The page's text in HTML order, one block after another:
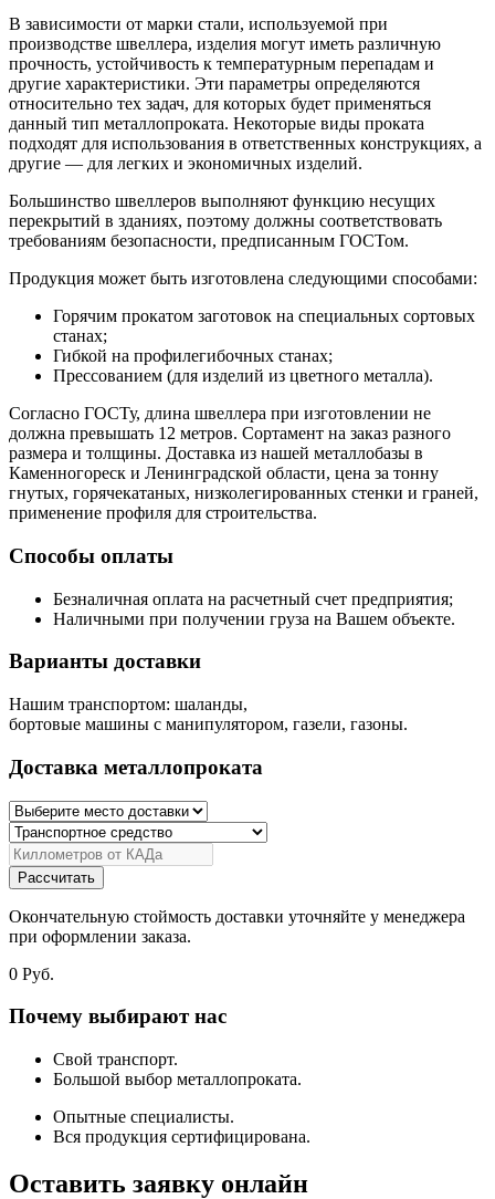
В зависимости от марки стали, используемой при
производстве швеллера, изделия могут иметь различную
прочность, устойчивость к температурным перепадам и
другие характеристики. Эти параметры определяются
относительно тех задач, для которых будет применяться
данный тип металлопроката. Некоторые виды проката
подходят для использования в ответственных конструкциях, а
другие — для легких и экономичных изделий.
Большинство швеллеров выполняют функцию несущих
перекрытий в зданиях, поэтому должны соответствовать
требованиям безопасности, предписанным ГОСТом.
Продукция может быть изготовлена следующими способами:
Горячим прокатом заготовок на специальных сортовых
станах;
Гибкой на профилегибочных станах;
Прессованием (для изделий из цветного металла).
Согласно ГОСТу, длина швеллера при изготовлении не
должна превышать 12 метров. Сортамент на заказ разного
размера и толщины. Доставка из нашей металлобазы в
Каменногореск и Ленинградской области, цена за тонну
гнутых, горячекатаных, низколегированных стенки и граней,
применение профиля для строительства.
Способы оплаты
Безналичная оплата на расчетный счет предприятия;
Наличными при получении груза на Вашем объекте.
Варианты доставки
Нашим транспортом: шаланды,
бортовые машины с манипулятором, газели, газоны.
Доставка металлопроката
Рассчитать
Окончательную стоймость доставки уточняйте у менеджера
при оформлении заказа.
0 Руб.
Почему выбирают нас
Свой транспорт.
Большой выбор металлопроката.
Опытные специалисты.
Вся продукция сертифицирована.
Оставить заявку онлайн